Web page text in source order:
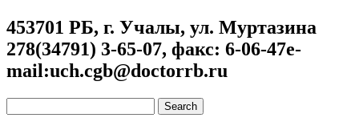
453701 РБ, г. Учалы, ул. Муртазина
278(34791) 3-65-07, факс: 6-06-47e-
mail:uch.cgb@doctorrb.ru